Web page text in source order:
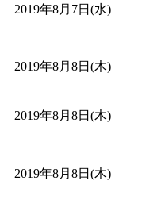
2019年8月7日(水)
2019年8月8日(木)
2019年8月8日(木)
2019年8月8日(木)